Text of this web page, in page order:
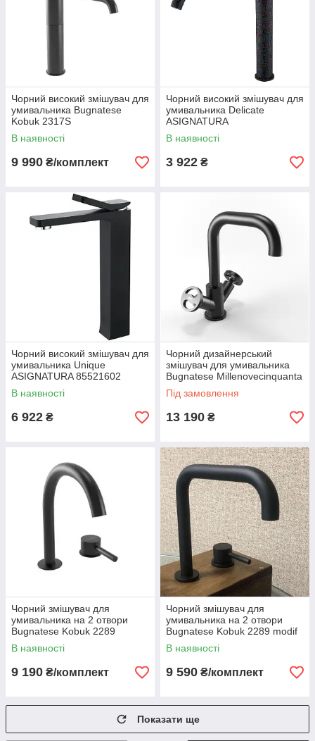
Чорний високий змішувач для
умивальника Bugnatese
Kobuk 2317S
В наявності
9 990 ₴/комплект
Чорний високий змішувач для
умивальника Delicate
ASIGNATURA
В наявності
3 922 ₴
Чорний високий змішувач для
умивальника Unique
ASIGNATURA 85521602
В наявності
6 922 ₴
Чорний дизайнерський
змішувач для умивальника
Bugnatese Millenovecinquanta
4532
Під замовлення
13 190 ₴
Чорний змішувач для
умивальника на 2 отвори
Bugnatese Kobuk 2289
В наявності
9 190 ₴/комплект
Чорний змішувач для
умивальника на 2 отвори
Bugnatese Kobuk 2289 modif
В наявності
9 590 ₴/комплект
Показати ще